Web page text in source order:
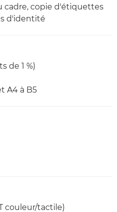
cadre, copie d'étiquettes
d'identité
de 1 %)
A4 à B5
couleur/tactile)